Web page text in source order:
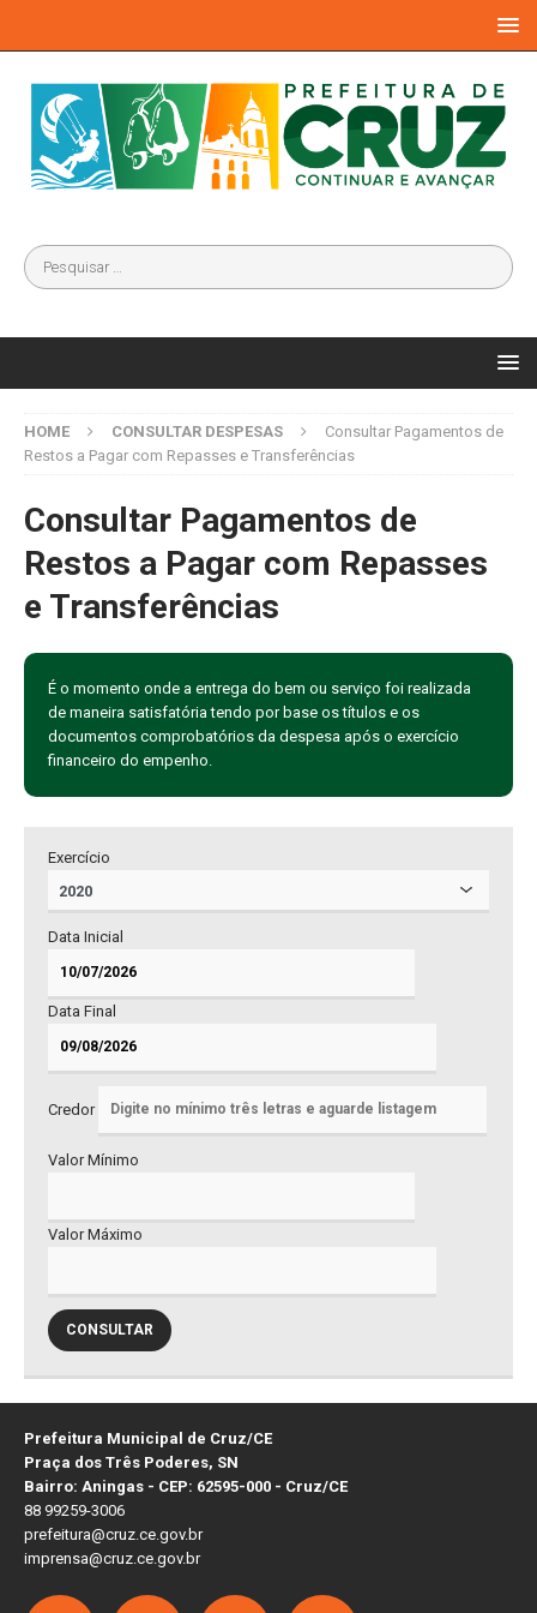
HOME CONSULTAR DESPESAS
Consultar Pagamentos de
Restos a Pagar com Repasses e Transferências
Consultar Pagamentos de
Restos a Pagar com Repasses
e Transferências
É o momento onde a entrega do bem ou serviço foi realizada
de maneira satisfatória tendo por base os títulos e os
documentos comprobatórios da despesa após o exercício
financeiro do empenho.
Exercício
Data Inicial
Data Final
Credor
Valor Mínimo
Valor Máximo
CONSULTAR
Prefeitura Municipal de Cruz/CE
Praça dos Três Poderes, SN
Bairro: Aningas - CEP: 62595-000 - Cruz/CE
88 99259-3006
prefeitura@cruz.ce.gov.br
imprensa@cruz.ce.gov.br